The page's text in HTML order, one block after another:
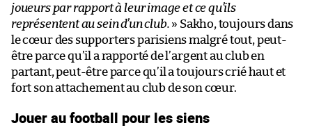
joueurs par rapport à leur image et ce qu’ils
représentent au sein d’un club. » Sakho, toujours dans
le cœur des supporters parisiens malgré tout, peut-
être parce qu’il a rapporté de l’argent au club en
partant, peut-être parce qu’il a toujours crié haut et
fort son attachement au club de son cœur.
Jouer au football pour les siens